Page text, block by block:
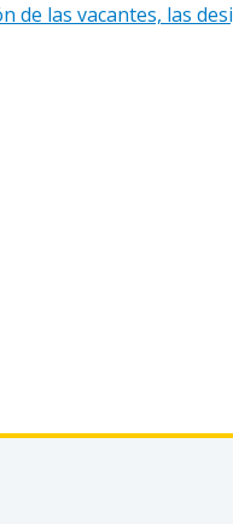
de las vacantes, las